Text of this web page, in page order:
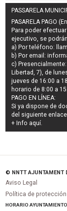
PASSARELA
PASARELA PAGO
Para poder
ejecutivo, se podrán
a) Por teléfono:
b) Por email:
c)
Libertad, 7), de
jueves de 16:00 a
horario de 8:00 a
PAGO EN LÍNEA:
Si ya dispone de
del siguiente
+ Info aquí.
© NNTT AJUNTAMENT
Aviso Legal
Política de
HORARIO